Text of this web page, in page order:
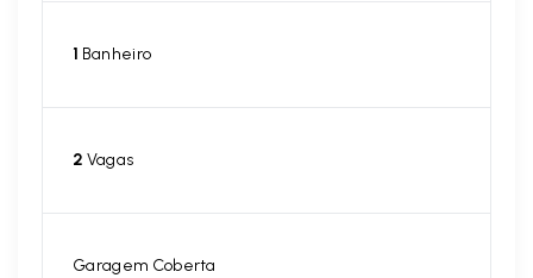
1 Banheiro
2 Vagas
Garagem Coberta